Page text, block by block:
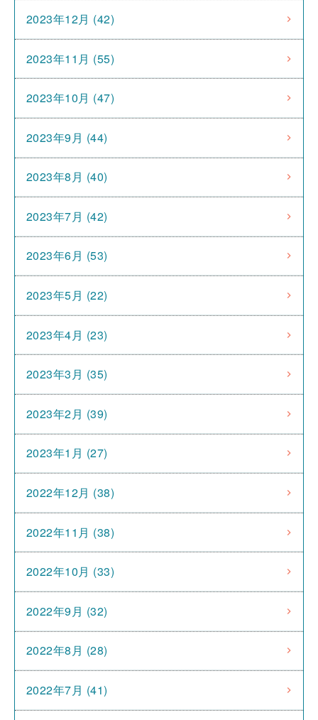
2023年12月 (42)
2023年11月 (55)
2023年10月 (47)
2023年9月 (44)
2023年8月 (40)
2023年7月 (42)
2023年6月 (53)
2023年5月 (22)
2023年4月 (23)
2023年3月 (35)
2023年2月 (39)
2023年1月 (27)
2022年12月 (38)
2022年11月 (38)
2022年10月 (33)
2022年9月 (32)
2022年8月 (28)
2022年7月 (41)